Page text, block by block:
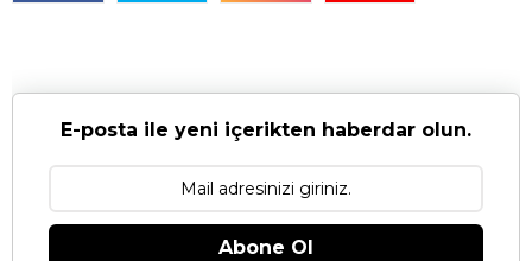
E-posta ile yeni içerikten haberdar olun.
Abone Ol